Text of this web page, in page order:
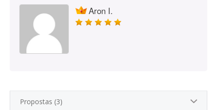
Aron I.
Propostas (3)